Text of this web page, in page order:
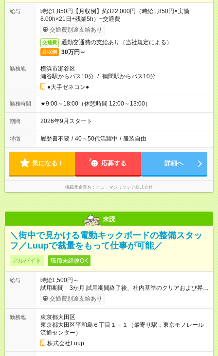
給与
時給1,850円【月収例】約322,000円（時給1,850円×実働
8.00h×21日+残業5h）+交通費
交通費別途支給あり
交通費 通勤交通費の支給あり（当社規定による）
月収例 30万円～
勤務地
横浜市瀬谷区
瀬谷駅からバス10分 / 鶴間駅からバス10分
●大手ゼネコン●
勤務時間 ★9:00～18:00（休憩時間 12:00～13:00）
期間 2026年9月スタート
特徴 履歴書不要 / 40～50代活躍中 / 服装自由
気になる！ 応募する 詳細へ
掲載元企業名 ヒューマンリソシア株式会社
未読
＼街中で見かける電動キックボードの整備スタッ
フ／Luupで裁量をもって仕事が可能／
アルバイト 職種未経験OK
給与
時給1,500円～
試用期間 3か月 試用期間終了後、社内基準のクリアおよび昇級
試験の実施により、 階級に応じた時給の引き上げを行います。
【試用期間】試用期間あり 試用期間の長さ：3ヶ月 雇用形態、
交通費別途支給あり
勤務地
東京都大田区
東京都大田区平和島６丁目１－１（最寄り駅：東京モノレール
流通センター）
株式会社Luup